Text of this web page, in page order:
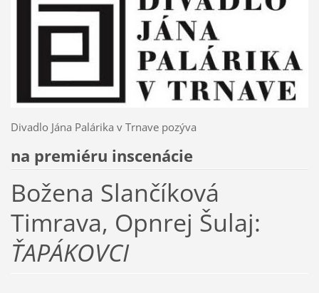
Divadlo Jána Palárika v Trnave pozýva
na premiéru inscenácie
Božena Slančíková
Timrava, Opnrej Šulaj:
ŤAPÁKOVCI